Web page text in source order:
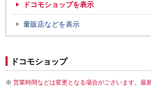
ドコモショップを表示
量販店などを表示
ドコモショップ
営業時間などは変更となる場合がございます。最